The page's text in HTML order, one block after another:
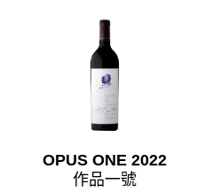
OPUS ONE 2022
作品一號